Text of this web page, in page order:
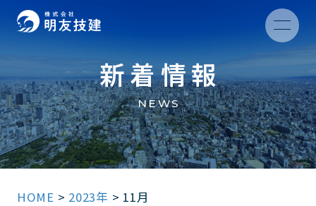
新着情報
NEWS
HOME > 2023年 > 11月